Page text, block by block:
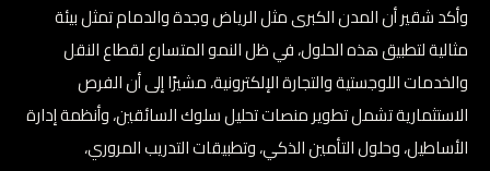
وأكد شقير أن المدن الكبرى مثل الرياض وجدة والدمام تمثل بيئة
مثالية لتطبيق هذه الحلول، في ظل النمو المتسارع لقطاع النقل
والخدمات اللوجستية والتجارة الإلكترونية، مشيرًا إلى أن الفرص
الاستثمارية تشمل تطوير منصات تحليل سلوك السائقين، وأنظمة إدارة
الأساطيل، وحلول التأمين الذكي، وتطبيقات التدريب المروري،